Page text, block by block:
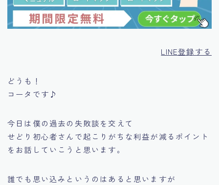
LINE登録する
どうも！
コータです♪
今日は僕の過去の失敗談を交えて
せどり初心者さんで起こりがちな利益が減るポイント
をお話していこうと思います。
誰でも思い込みというのはあると思いますが